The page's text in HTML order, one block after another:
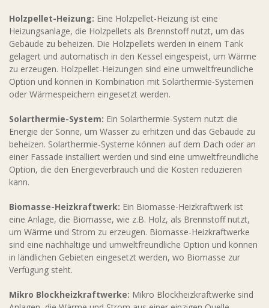
Holzpellet-Heizung: Eine Holzpellet-Heizung ist eine
Heizungsanlage, die Holzpellets als Brennstoff nutzt, um das
Gebäude zu beheizen. Die Holzpellets werden in einem Tank
gelagert und automatisch in den Kessel eingespeist, um Wärme
zu erzeugen. Holzpellet-Heizungen sind eine umweltfreundliche
Option und können in Kombination mit Solarthermie-Systemen
oder Wärmespeichern eingesetzt werden.
Solarthermie-System: Ein Solarthermie-System nutzt die
Energie der Sonne, um Wasser zu erhitzen und das Gebäude zu
beheizen. Solarthermie-Systeme können auf dem Dach oder an
einer Fassade installiert werden und sind eine umweltfreundliche
Option, die den Energieverbrauch und die Kosten reduzieren
kann.
Biomasse-Heizkraftwerk: Ein Biomasse-Heizkraftwerk ist
eine Anlage, die Biomasse, wie z.B. Holz, als Brennstoff nutzt,
um Wärme und Strom zu erzeugen. Biomasse-Heizkraftwerke
sind eine nachhaltige und umweltfreundliche Option und können
in ländlichen Gebieten eingesetzt werden, wo Biomasse zur
Verfügung steht.
Mikro Blockheizkraftwerke: Mikro Blockheizkraftwerke sind